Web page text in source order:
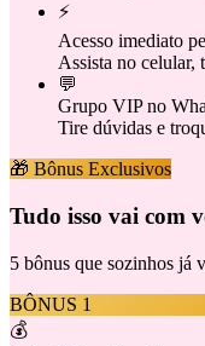
⚡
Acesso imediato
Assista no celular,
💬
Grupo VIP no
Tire dúvidas e
🎁 Bônus Exclusivos
Tudo isso vai com
5 bônus que sozinhos já
BÔNUS 1
💰